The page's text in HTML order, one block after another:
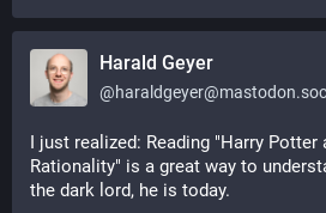
Harald Geyer
@
I just realized: Reading "Harry
Rationality" is a great way to
the dark lord, he is today.